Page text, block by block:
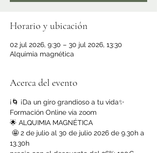
Horario y ubicación
02 jul 2026, 9:30 – 30 jul 2026, 13:30
Alquimia magnética
Acerca del evento
¡🌀 ¡Da un giro grandioso a tu vida✨
Formación Online vía zoom
🌟 ALQUIMIA MAGNÉTICA
🤩 2 de julio al 30 de julio 2026 de 9.30h a
13.30h